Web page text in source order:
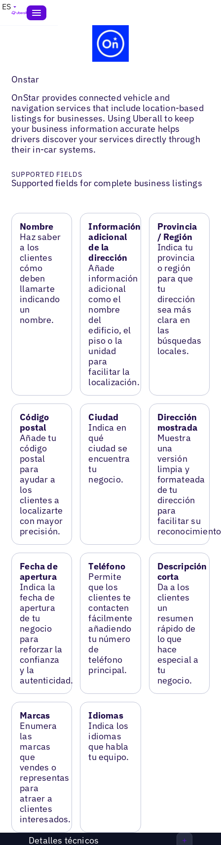
ES
Onstar
OnStar provides connected vehicle and
navigation services that include location-based
listings for businesses. Using Uberall to keep
your business information accurate helps
drivers discover your services directly through
their in-car systems.
SUPPORTED FIELDS
Supported fields for complete business listings
Nombre
Haz saber
a los
clientes
cómo
deben
llamarte
indicando
un
nombre.
Información
adicional
de la
dirección
Añade
información
adicional
como el
nombre
del
edificio, el
piso o la
unidad
para
facilitar la
localización.
Provincia
/ Región
Indica tu
provincia
o región
para que
tu
dirección
sea más
clara en
las
búsquedas
locales.
Código
postal
Añade tu
código
postal
para
ayudar a
los
clientes a
localizarte
con mayor
precisión.
Ciudad
Indica en
qué
ciudad se
encuentra
tu
negocio.
Dirección
mostrada
Muestra
una
versión
limpia y
formateada
de tu
dirección
para
facilitar su
Fecha de
apertura
Indica la
fecha de
apertura
de tu
negocio
para
reforzar la
confianza
y la
autenticidad.
Teléfono
Permite
que los
clientes te
contacten
fácilmente
añadiendo
tu número
de
teléfono
principal.
Descripción
corta
Da a los
clientes
un
resumen
rápido de
lo que
hace
especial a
tu
negocio.
Marcas
Enumera
las
marcas
que
vendes o
representas
para
atraer a
clientes
interesados.
Idiomas
Indica los
idiomas
que habla
tu equipo.
Detalles técnicos